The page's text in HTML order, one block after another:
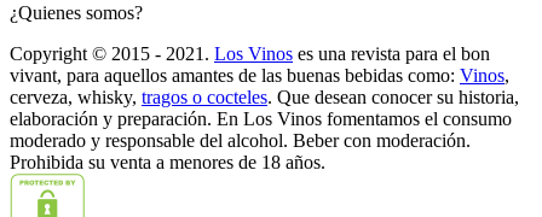
¿Quienes somos?
Copyright © 2015 - 2021. Los Vinos es una revista para el bon
vivant, para aquellos amantes de las buenas bebidas como: Vinos,
cerveza, whisky, tragos o cocteles. Que desean conocer su historia,
elaboración y preparación. En Los Vinos fomentamos el consumo
moderado y responsable del alcohol. Beber con moderación.
Prohibida su venta a menores de 18 años.